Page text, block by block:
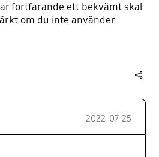
fortfarande ett bekvämt skal
om du inte använder
2022-07-25